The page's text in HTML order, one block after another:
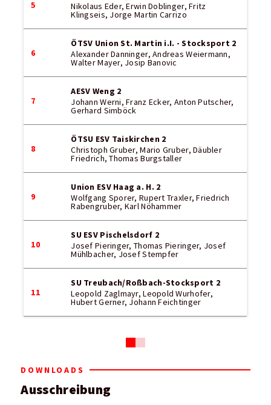
5
Nikolaus Eder, Erwin Doblinger, Fritz
Klingseis, Jorge Martin Carrizo
6
ÖTSV Union St. Martin i.I. - Stocksport 2
Alexander Danninger, Andreas Weiermann,
Walter Mayer, Josip Banovic
7
AESV Weng 2
Johann Werni, Franz Ecker, Anton Putscher,
Gerhard Simböck
8
ÖTSU ESV Taiskirchen 2
Christoph Gruber, Mario Gruber, Däubler
Friedrich, Thomas Burgstaller
9
Union ESV Haag a. H. 2
Wolfgang Sporer, Rupert Traxler, Friedrich
Rabengruber, Karl Nöhammer
10
SU ESV Pischelsdorf 2
Josef Pieringer, Thomas Pieringer, Josef
Mühlbacher, Josef Stempfer
11
SU Treubach/Roßbach-Stocksport 2
Leopold Zaglmayr, Leopold Wurhofer,
Hubert Gerner, Johann Feichtinger
DOWNLOADS
Ausschreibung